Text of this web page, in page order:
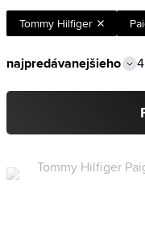
Tommy Hilfiger